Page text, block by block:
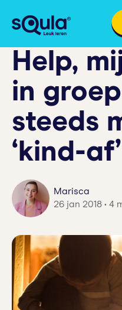
Help,
in
steeds
‘kind-
Marisca
26 jan 2018 • 4